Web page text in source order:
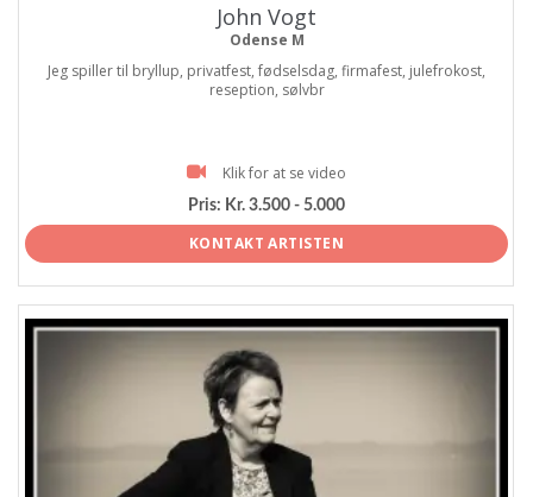
John Vogt
Odense M
Jeg spiller til bryllup, privatfest, fødselsdag, firmafest, julefrokost,
reseption, sølvbr
Klik for at se video
Pris: Kr. 3.500 - 5.000
KONTAKT ARTISTEN